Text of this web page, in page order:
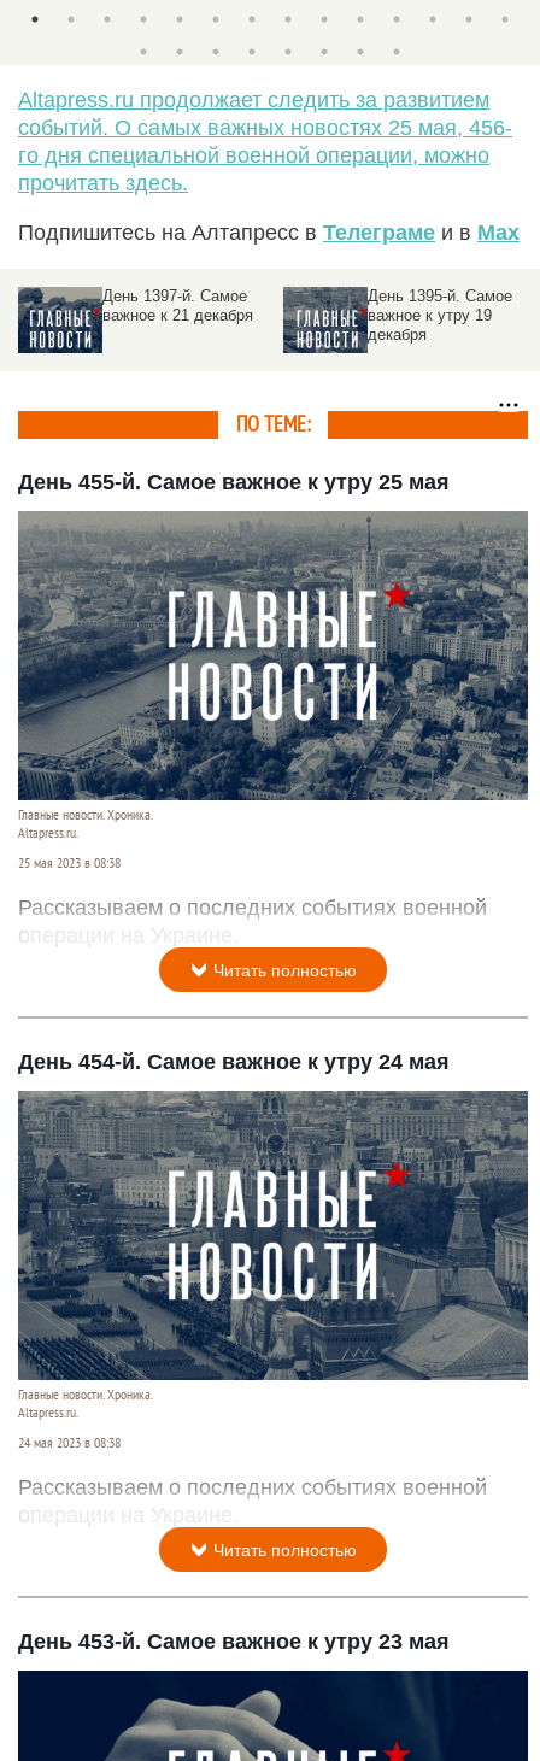
Altapress.ru продолжает следить за развитием
событий. О самых важных новостях 25 мая, 456-
го дня специальной военной операции, можно
прочитать здесь.
Подпишитесь на Алтапресс в Телеграме и в Max
День 1395-й. Самое
важное к утру 19
День 1394-й. Самое
важное к утру 18
декабря
ПО ТЕМЕ:
День 455-й. Самое важное к утру 25 мая
Главные новости. Хроника.
Altapress.ru.
25 мая 2023 в 08:38
Рассказываем о последних событиях военной
операции на Украине.
Читать полностью
День 454-й. Самое важное к утру 24 мая
Главные новости. Хроника.
Altapress.ru.
24 мая 2023 в 08:38
Рассказываем о последних событиях военной
операции на Украине.
Читать полностью
День 453-й. Самое важное к утру 23 мая